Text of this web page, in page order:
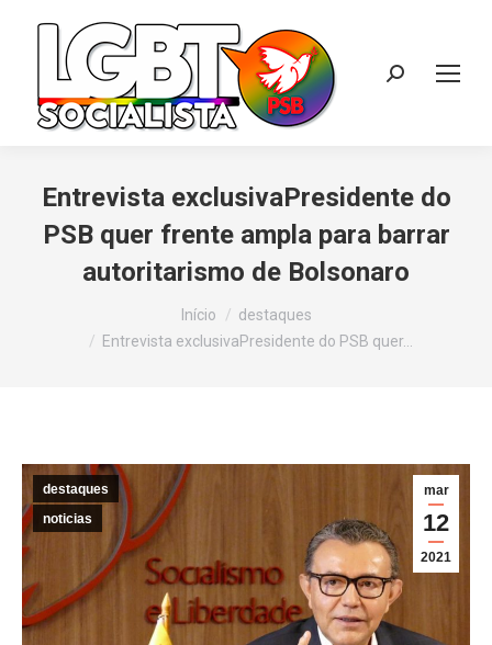
Search:
Entrevista exclusivaPresidente do
PSB quer frente ampla para barrar
autoritarismo de Bolsonaro
Início
destaques
Entrevista exclusivaPresidente do PSB quer…
mar
12
2021
destaques
noticias